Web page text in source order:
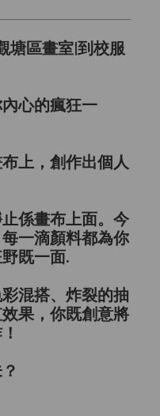
塘區畫室|到校服
內心的瘋狂一
上，創作出個人
係畫布上面。今
一滴顏料都為你
既一面.
混搭、炸裂的抽
果，你既創意將